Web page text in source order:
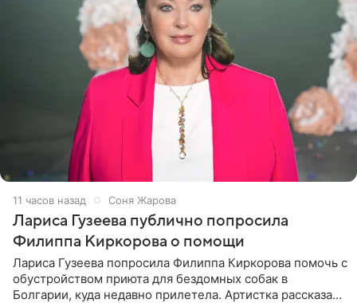
11 часов назад Соня Жарова
Лариса Гузеева публично попросила
Филиппа Киркорова о помощи
Лариса Гузеева попросила Филиппа Киркорова помочь с
обустройством приюта для бездомных собак в
Болгарии, куда недавно прилетела. Артистка рассказала